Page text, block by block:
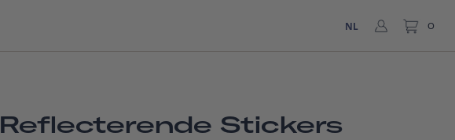
NL 0
Reflecterende Stickers